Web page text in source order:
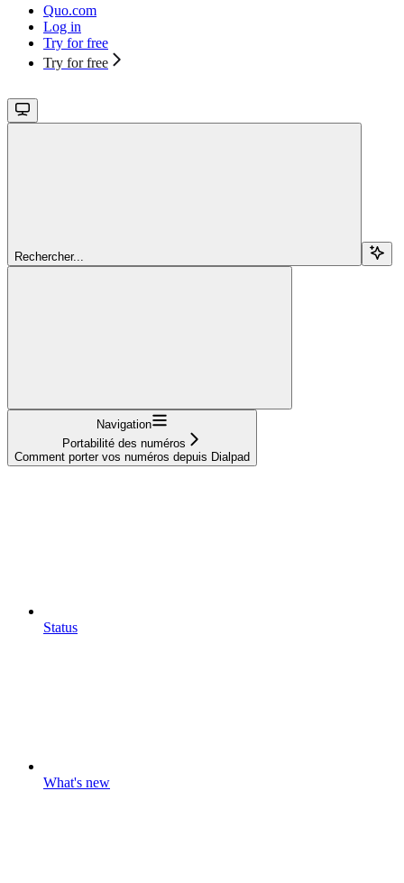
Quo.com
Log in
Try for free
Try for free
Rechercher...
Navigation
Portabilité des numéros
Comment porter vos numéros depuis Dialpad
Status
What's new